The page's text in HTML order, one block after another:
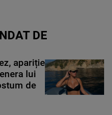
DE
apariție
lui
de